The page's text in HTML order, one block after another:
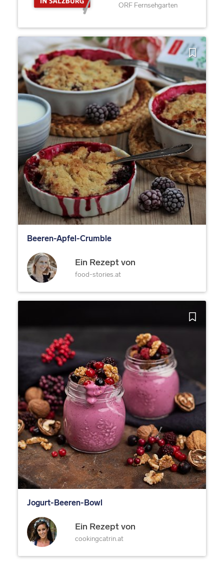
ORF Fernsehgarten
Beeren-Apfel-Crumble
Ein Rezept von
food-stories.at
Jogurt-Beeren-Bowl
Ein Rezept von
cookingcatrin.at